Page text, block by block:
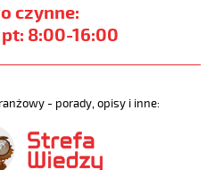
czynne:
8:00-16:00
- porady, opisy i inne: